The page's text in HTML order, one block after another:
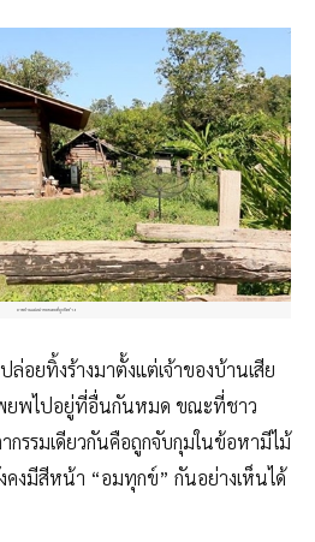
ภาพบ้านแม่เฒ่าซอยเดอที่ถูกปิดร้าง
ล่อยทิ้งร้างมาตั้งแต่เจ้าของบ้านเสีย
ยพไปอยู่ที่อื่นกันหมด ขณะที่ชาว
รรมเดียวกันคือถูกจับกุมในข้อหามีไม้
คงมีสีหน้า “อมทุกข์” กันอย่างเห็นได้